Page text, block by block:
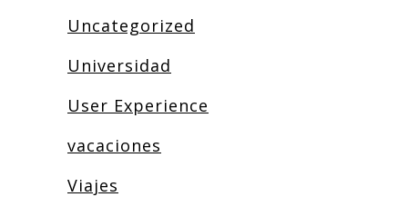
Uncategorized
Universidad
User Experience
vacaciones
Viajes